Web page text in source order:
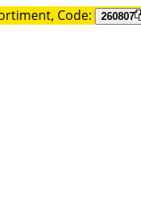
Code: 260807